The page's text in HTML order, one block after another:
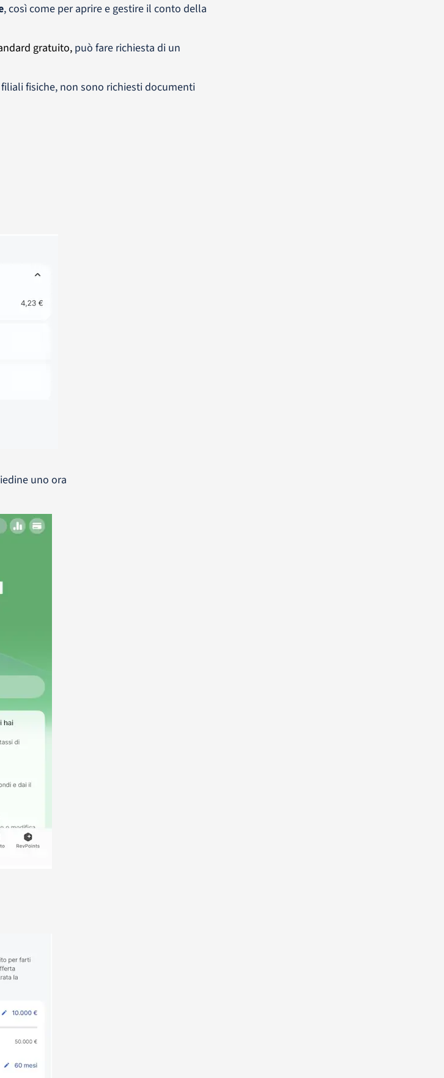
, così come per aprire e gestire il conto della
gratuito, può fare richiesta di un
fisiche, non sono richiesti documenti
uno ora